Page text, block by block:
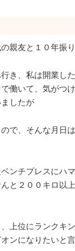
親友と１０年振
き、私は開業し
働いて、気がつ
したが
で、そんな月日
ンチプレスにハ
と２００キロ以
上位にランクキ
ンになりたいと言